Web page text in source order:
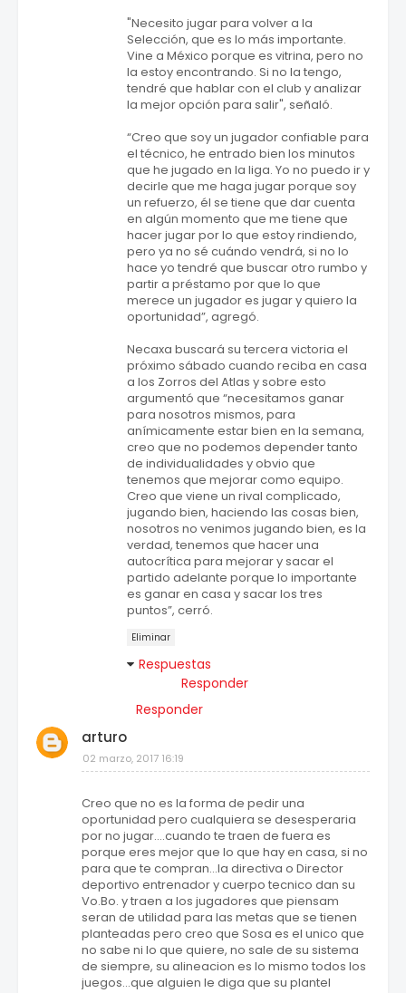
"Necesito jugar para volver a la
Selección, que es lo más importante.
Vine a México porque es vitrina, pero no
la estoy encontrando. Si no la tengo,
tendré que hablar con el club y analizar
la mejor opción para salir", señaló.
“Creo que soy un jugador confiable para
el técnico, he entrado bien los minutos
que he jugado en la liga. Yo no puedo ir y
decirle que me haga jugar porque soy
un refuerzo, él se tiene que dar cuenta
en algún momento que me tiene que
hacer jugar por lo que estoy rindiendo,
pero ya no sé cuándo vendrá, si no lo
hace yo tendré que buscar otro rumbo y
partir a préstamo por que lo que
merece un jugador es jugar y quiero la
oportunidad”, agregó.
Necaxa buscará su tercera victoria el
próximo sábado cuando reciba en casa
a los Zorros del Atlas y sobre esto
argumentó que “necesitamos ganar
para nosotros mismos, para
anímicamente estar bien en la semana,
creo que no podemos depender tanto
de individualidades y obvio que
tenemos que mejorar como equipo.
Creo que viene un rival complicado,
jugando bien, haciendo las cosas bien,
nosotros no venimos jugando bien, es la
verdad, tenemos que hacer una
autocrítica para mejorar y sacar el
partido adelante porque lo importante
es ganar en casa y sacar los tres
puntos”, cerró.
Eliminar
Respuestas
Responder
Responder
arturo
02 marzo, 2017 16:19
Creo que no es la forma de pedir una
oportunidad pero cualquiera se desesperaria
por no jugar....cuando te traen de fuera es
porque eres mejor que lo que hay en casa, si no
para que te compran...la directiva o Director
deportivo entrenador y cuerpo tecnico dan su
Vo.Bo. y traen a los jugadores que piensam
seran de utilidad para las metas que se tienen
planteadas pero creo que Sosa es el unico que
no sabe ni lo que quiere, no sale de su sistema
de siempre, su alineacion es lo mismo todos los
juegos...que alguien le diga que su plantel